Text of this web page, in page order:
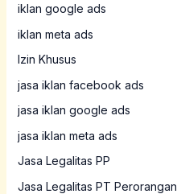
iklan google ads
iklan meta ads
Izin Khusus
jasa iklan facebook ads
jasa iklan google ads
jasa iklan meta ads
Jasa Legalitas PP
Jasa Legalitas PT Perorangan